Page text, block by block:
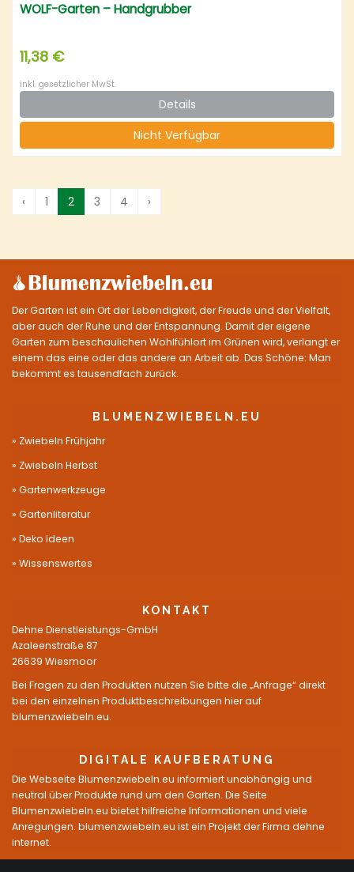
WOLF-Garten – Handgrubber
11,38 €
inkl. gesetzlicher MwSt.
Details
Nicht Verfügbar
‹ 1 2 3 4 ›
Der Garten ist ein Ort der Lebendigkeit, der Freude und der Vielfalt,
aber auch der Ruhe und der Entspannung. Damit der eigene
Garten zum beschaulichen Wohlfühlort im Grünen wird, verlangt er
einem das eine oder das andere an Arbeit ab. Das Schöne: Man
bekommt es tausendfach zurück.
BLUMENZWIEBELN.EU
Zwiebeln Frühjahr
Zwiebeln Herbst
Gartenwerkzeuge
Gartenliteratur
Deko Ideen
Wissenswertes
KONTAKT
Dehne Dienstleistungs-GmbH
Azaleenstraße 87
26639 Wiesmoor
Bei Fragen zu den Produkten nutzen Sie bitte die „Anfrage“ direkt
bei den einzelnen Produktbeschreibungen hier auf
blumenzwiebeln.eu.
DIGITALE KAUFBERATUNG
Die Webseite Blumenzwiebeln.eu informiert unabhängig und
neutral über Produkte rund um den Garten. Die Seite
Blumenzwiebeln.eu bietet hilfreiche Informationen und viele
Anregungen. blumenzwiebeln.eu ist ein Projekt der Firma dehne
internet.